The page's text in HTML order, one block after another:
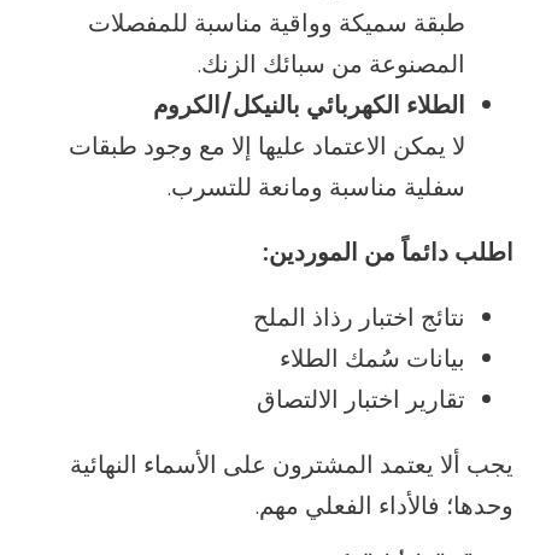
طبقة سميكة وواقية مناسبة للمفصلات
المصنوعة من سبائك الزنك.
الطلاء الكهربائي بالنيكل/الكروم
لا يمكن الاعتماد عليها إلا مع وجود طبقات
سفلية مناسبة ومانعة للتسرب.
اطلب دائماً من الموردين:
نتائج اختبار رذاذ الملح
بيانات سُمك الطلاء
تقارير اختبار الالتصاق
يجب ألا يعتمد المشترون على الأسماء النهائية
وحدها؛ فالأداء الفعلي مهم.